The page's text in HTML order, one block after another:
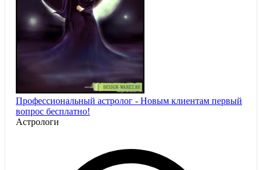
Профессиональный астролог - Новым клиентам первый
вопрос бесплатно!
Астрологи